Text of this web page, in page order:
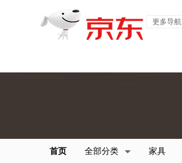
更多导航
首页 全部分类 家具